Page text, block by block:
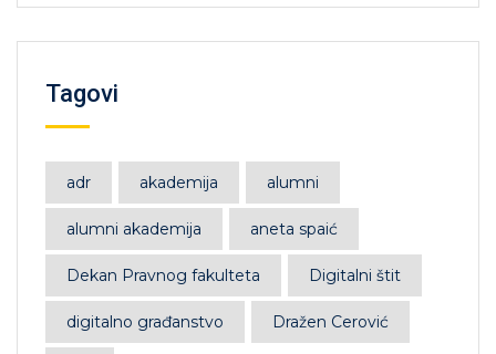
Tagovi
adr akademija alumni
alumni akademija aneta spaić
Dekan Pravnog fakulteta Digitalni štit
digitalno građanstvo Dražen Cerović